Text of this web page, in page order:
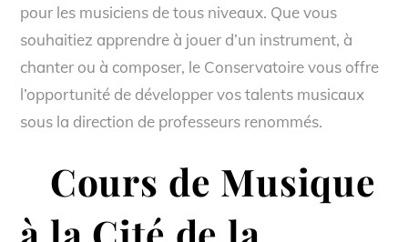
pour les musiciens de tous niveaux. Que vous
souhaitiez apprendre à jouer d’un instrument, à
chanter ou à composer, le Conservatoire vous offre
l’opportunité de développer vos talents musicaux
sous la direction de professeurs renommés.
Cours de Musique